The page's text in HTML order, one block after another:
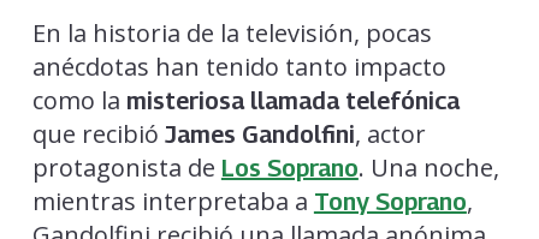
En la historia de la televisión, pocas
anécdotas han tenido tanto impacto
como la misteriosa llamada telefónica
que recibió James Gandolfini, actor
protagonista de Los Soprano. Una noche,
mientras interpretaba a Tony Soprano,